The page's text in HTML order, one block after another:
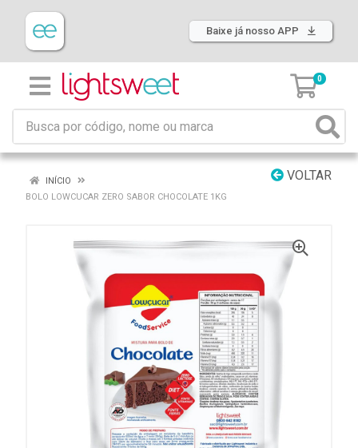
Baixe já nosso APP
0
VOLTAR
INÍCIO
BOLO LOWCUCAR ZERO SABOR CHOCOLATE 1KG